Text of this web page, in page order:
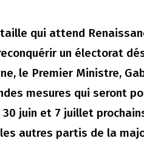
taille qui attend
un électorat
le Premier Ministre,
mesures qui seront
juin et 7 juillet
autres partis de la